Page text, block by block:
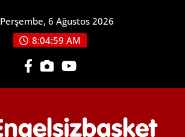
Perşembe, 6 Ağustos 2026
8:05:01 AM